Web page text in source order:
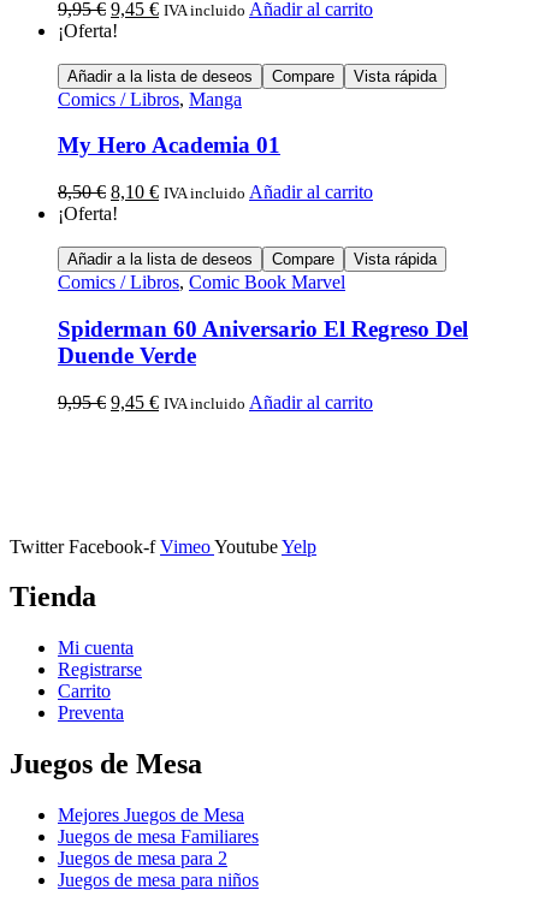
9,95€ 9,45 € IVA incluido Añadir al carrito
¡Oferta!
Añadir a la lista de deseos Compare Vista rápida
Comics / Libros, Manga
My Hero Academia 01
8,50€ 8,10 € IVA incluido Añadir al carrito
¡Oferta!
Añadir a la lista de deseos Compare Vista rápida
Comics / Libros, Comic Book Marvel
Spiderman 60 Aniversario El Regreso Del
Duende Verde
9,95€ 9,45 € IVA incluido Añadir al carrito
Twitter Facebook-f VimeoYoutubeYelp
Tienda
Mi cuenta
Registrarse
Carrito
Preventa
Juegos de Mesa
Mejores Juegos de Mesa
Juegos de mesa Familiares
Juegos de mesa para 2
Juegos de mesa para niños